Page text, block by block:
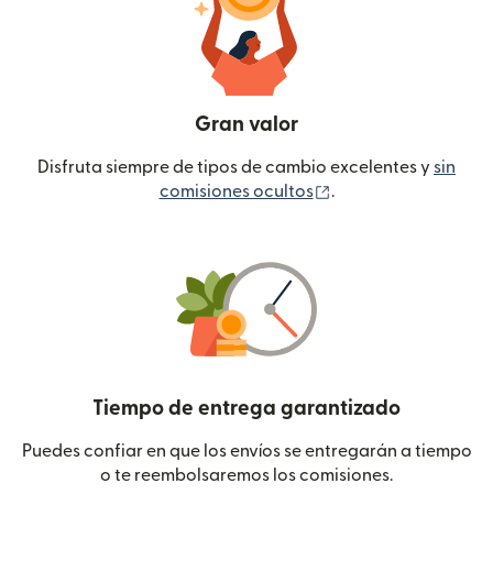
Gran valor
Disfruta siempre de tipos de cambio excelentes y sin
comisiones ocultos
.
Tiempo de entrega garantizado
Puedes confiar en que los envíos se entregarán a tiempo
o te reembolsaremos los comisiones.